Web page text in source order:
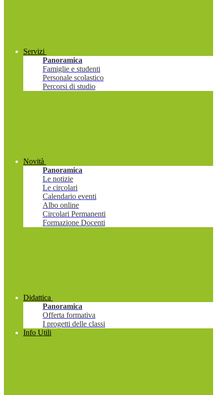
Servizi
Panoramica
Famiglie e studenti
Personale scolastico
Percorsi di studio
Novità
Panoramica
Le notizie
Le circolari
Calendario eventi
Albo online
Circolari Permanenti
Formazione Docenti
Didattica
Panoramica
Offerta formativa
I progetti delle classi
Info Utili